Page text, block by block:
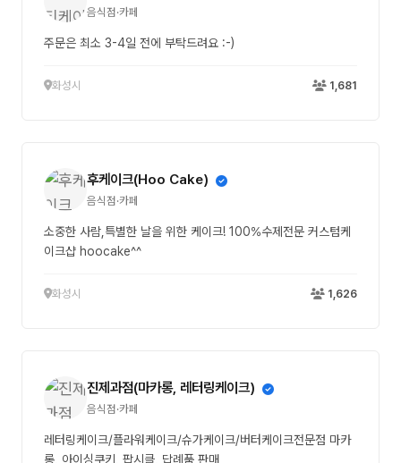
음식점·카페
주문은 최소 3-4일 전에 부탁드려요 :-)
화성시 1,681
후케이크(Hoo Cake)
음식점·카페
소중한 사람,특별한 날을 위한 케이크! 100%수제전문 커스텀케
이크샵 hoocake^^
화성시 1,626
진제과점(마카롱, 레터링케이크)
음식점·카페
레터링케이크/플라워케이크/슈가케이크/버터케이크전문점 마카
롱, 아이싱쿠키, 팝시클, 답례품 판매